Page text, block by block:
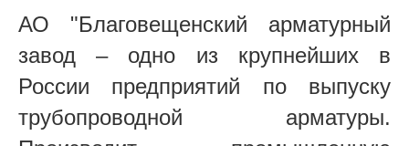
АО "Благовещенский арматурный
завод – одно из крупнейших в
России предприятий по выпуску
трубопроводной арматуры.